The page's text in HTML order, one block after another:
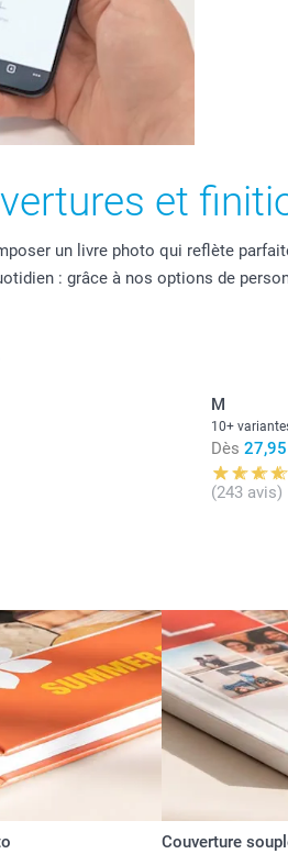
et
un livre photo qui reflète
: grâce à nos options de
M
10+
Dès 27,95
(243 avis)
Couverture